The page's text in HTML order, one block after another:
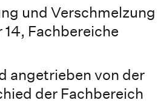
und Verschmelzung
Fachbereiche
angetrieben von der
der Fachbereich